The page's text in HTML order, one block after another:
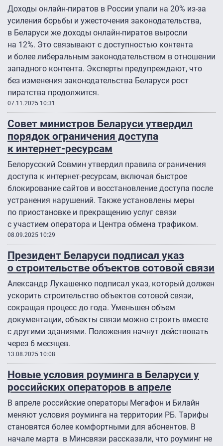
Доходы онлайн-пиратов в России упали на 20% из-за
усиления борьбы и ужесточения законодательства,
в Беларуси же доходы онлайн-пиратов выросли
на 12%. Это связывают с доступностью контента
и более либеральным законодательством в отношении
западного контента. Эксперты предупреждают, что
без изменения законодательства Беларуси рост
пиратства продолжится.
07.11.2025 10:31
Совет министров Беларуси утвердил
порядок ограничения доступа
к интернет-ресурсам
Белорусский Совмин утвердил правила ограничения
доступа к интернет-ресурсам, включая быстрое
блокирование сайтов и восстановление доступа после
устранения нарушений. Также установлены меры
по приостановке и прекращению услуг связи
с участием оператора и Центра обмена трафиком.
08.09.2025 10:29
Президент Беларуси подписал указ
о строительстве объектов сотовой связи
Александр Лукашенко подписал указ, который должен
ускорить строительство объектов сотовой связи,
сокращая процесс до года. Уменьшен объем
документации, объекты связи можно строить вместе
с другими зданиями. Положения начнут действовать
через 6 месяцев.
13.08.2025 10:08
Новые условия роуминга в Беларуси у
российских операторов в апреле
В апреле российские операторы Мегафон и Билайн
меняют условия роуминга на территории РБ. Тарифы
становятся более комфортными для абонентов. В
начале марта в Минсвязи рассказали, что роуминг не